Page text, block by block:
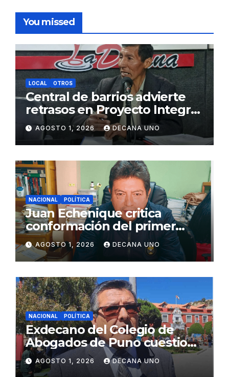
You missed
LOCAL OTROS
Central de barrios advierte
retrasos en Proyecto Integral
de Agua y Alcantarillado para
Juliaca
AGOSTO 1, 2026 DECANA UNO
NACIONAL POLÍTICA
Juan Echenique critica
conformación del primer
gabinete ministerial de Keiko
Fujimori
AGOSTO 1, 2026 DECANA UNO
NACIONAL POLÍTICA
Exdecano del Colegio de
Abogados de Puno cuestiona
propuestas sobre seguridad
ciudadana
AGOSTO 1, 2026 DECANA UNO